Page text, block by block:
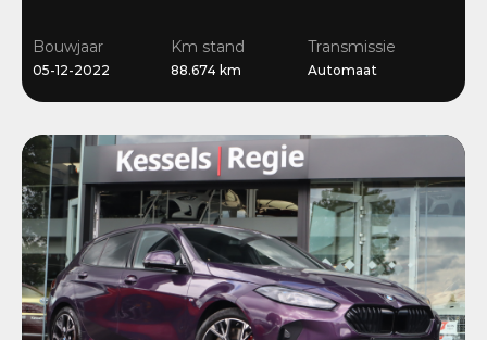
Bouwjaar
05-12-2022
Km stand
88.674 km
Transmissie
Automaat